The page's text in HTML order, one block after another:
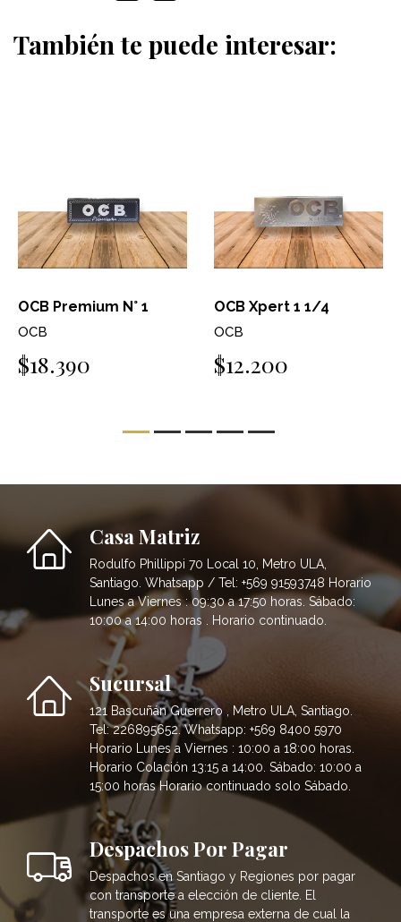
También te puede interesar:
OCB Premium N° 1
OCB
$18.390
OCB Xpert 1 1/4
OCB
$12.200
Casa Matriz
Rodulfo Phillippi 70 Local 10, Metro ULA,
Santiago. Whatsapp / Tel: +569 91593748 Horario
Lunes a Viernes : 09:30 a 17:50 horas. Sábado:
10:00 a 14:00 horas . Horario continuado.
Sucursal
121 Bascuñán Guerrero , Metro ULA, Santiago.
Tel: 226895652. Whatsapp: +569 8400 5970
Horario Lunes a Viernes : 10:00 a 18:00 horas.
Horario Colación 13:15 a 14:00. Sábado: 10:00 a
15:00 horas Horario continuado solo Sábado.
Despachos Por Pagar
Despachos en Santiago y Regiones por pagar
con transporte a elección de cliente. El
transporte es una empresa externa de cual la